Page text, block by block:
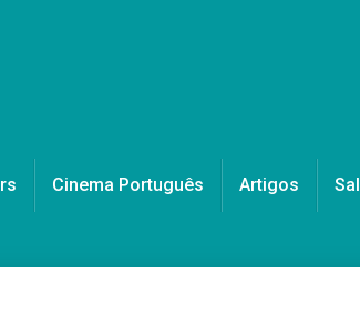
Cinema Português Artigos